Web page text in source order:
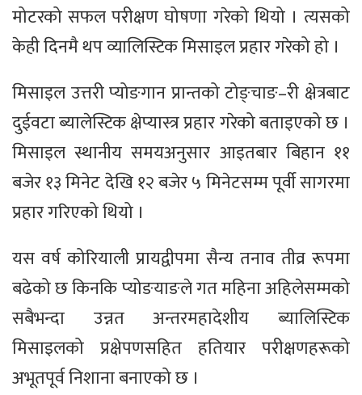
मोटरको सफल परीक्षण घोषणा गरेको थियो । त्यसको
केही दिनमै थप व्यालिस्टिक मिसाइल प्रहार गरेको हो ।
मिसाइल उत्तरी प्योङगान प्रान्तको टोङ्चाङ–री क्षेत्रबाट
दुईवटा ब्यालेस्टिक क्षेप्यास्त्र प्रहार गरेको बताइएको छ ।
मिसाइल स्थानीय समयअनुसार आइतबार बिहान ११
बजेर १३ मिनेट देखि १२ बजेर ५ मिनेटसम्म पूर्वी सागरमा
प्रहार गरिएको थ‍ियो ।
यस वर्ष कोरियाली प्रायद्वीपमा सैन्य तनाव तीव्र रूपमा
बढेको छ किनकि प्योङयाङले गत महिना अहिलेसम्मको
सबैभन्दा उन्नत अन्तरमहादेशीय ब्यालिस्टिक
मिसाइलको प्रक्षेपणसहित हतियार परीक्षणहरूको
अभूतपूर्व निशाना बनाएको छ ।